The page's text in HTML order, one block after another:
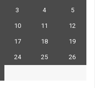
3 4 5
10 11 12
17 18 19
24 25 26